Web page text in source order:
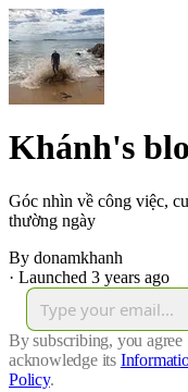
Khánh's
Góc nhìn về công việc,
thường ngày
By donamkhanh
· Launched 3 years ago
By subscribing, you agree
acknowledge its
Policy.